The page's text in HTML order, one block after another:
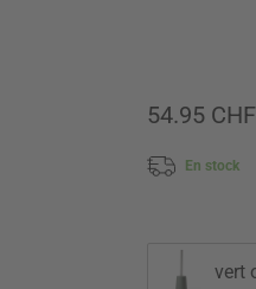
54.95 CHF
En stock
vert